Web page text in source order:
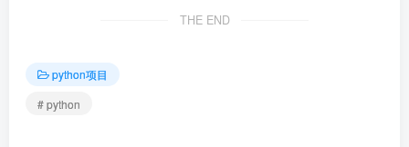
THE END
python项目
# python